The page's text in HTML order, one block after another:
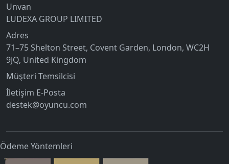
Unvan
LUDEXA GROUP LIMITED
Adres
71–75 Shelton Street, Covent Garden, London, WC2H
9JQ, United Kingdom
Müşteri Temsilcisi
İletişim E-Posta
destek@oyuncu.com
Ödeme Yöntemleri